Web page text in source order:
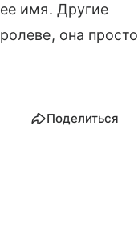
имя. Другие
она просто
Поделиться